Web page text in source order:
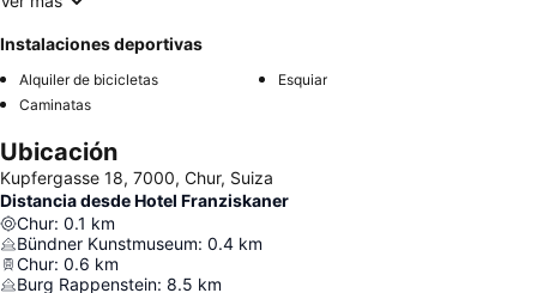
Instalaciones deportivas
Alquiler de bicicletas
Esquiar
Caminatas
Ubicación
Kupfergasse 18, 7000, Chur, Suiza
Distancia desde Hotel Franziskaner
Chur: 0.1 km
Bündner Kunstmuseum: 0.4 km
Chur: 0.6 km
Burg Rappenstein: 8.5 km